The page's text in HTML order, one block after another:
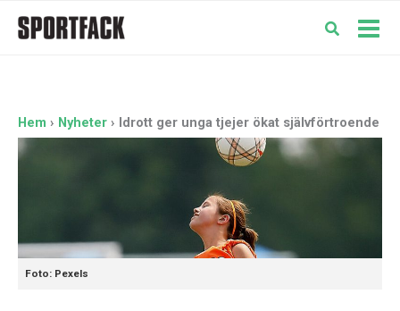
Hem Nyheter Idrott ger unga tjejer ökat självförtroende
Foto: Pexels